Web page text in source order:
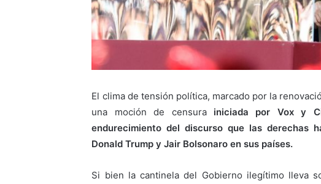
El clima de tensión política, marcado por la
una moción de censura iniciada por Vox y
endurecimiento del discurso que las derechas
Donald Trump y Jair Bolsonaro en sus países.
Si bien la cantinela del Gobierno ilegítimo lleva